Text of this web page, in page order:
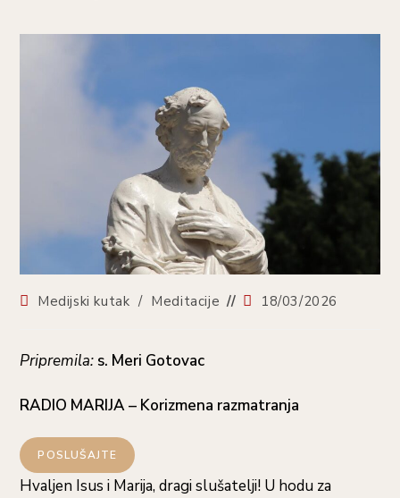
Medijski kutak / Meditacije 18/03/2026
Pripremila: s. Meri Gotovac
RADIO MARIJA – Korizmena razmatranja
POSLUŠAJTE
Hvaljen Isus i Marija, dragi slušatelji! U hodu za